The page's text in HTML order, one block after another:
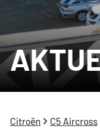
Citroën C5 Aircross